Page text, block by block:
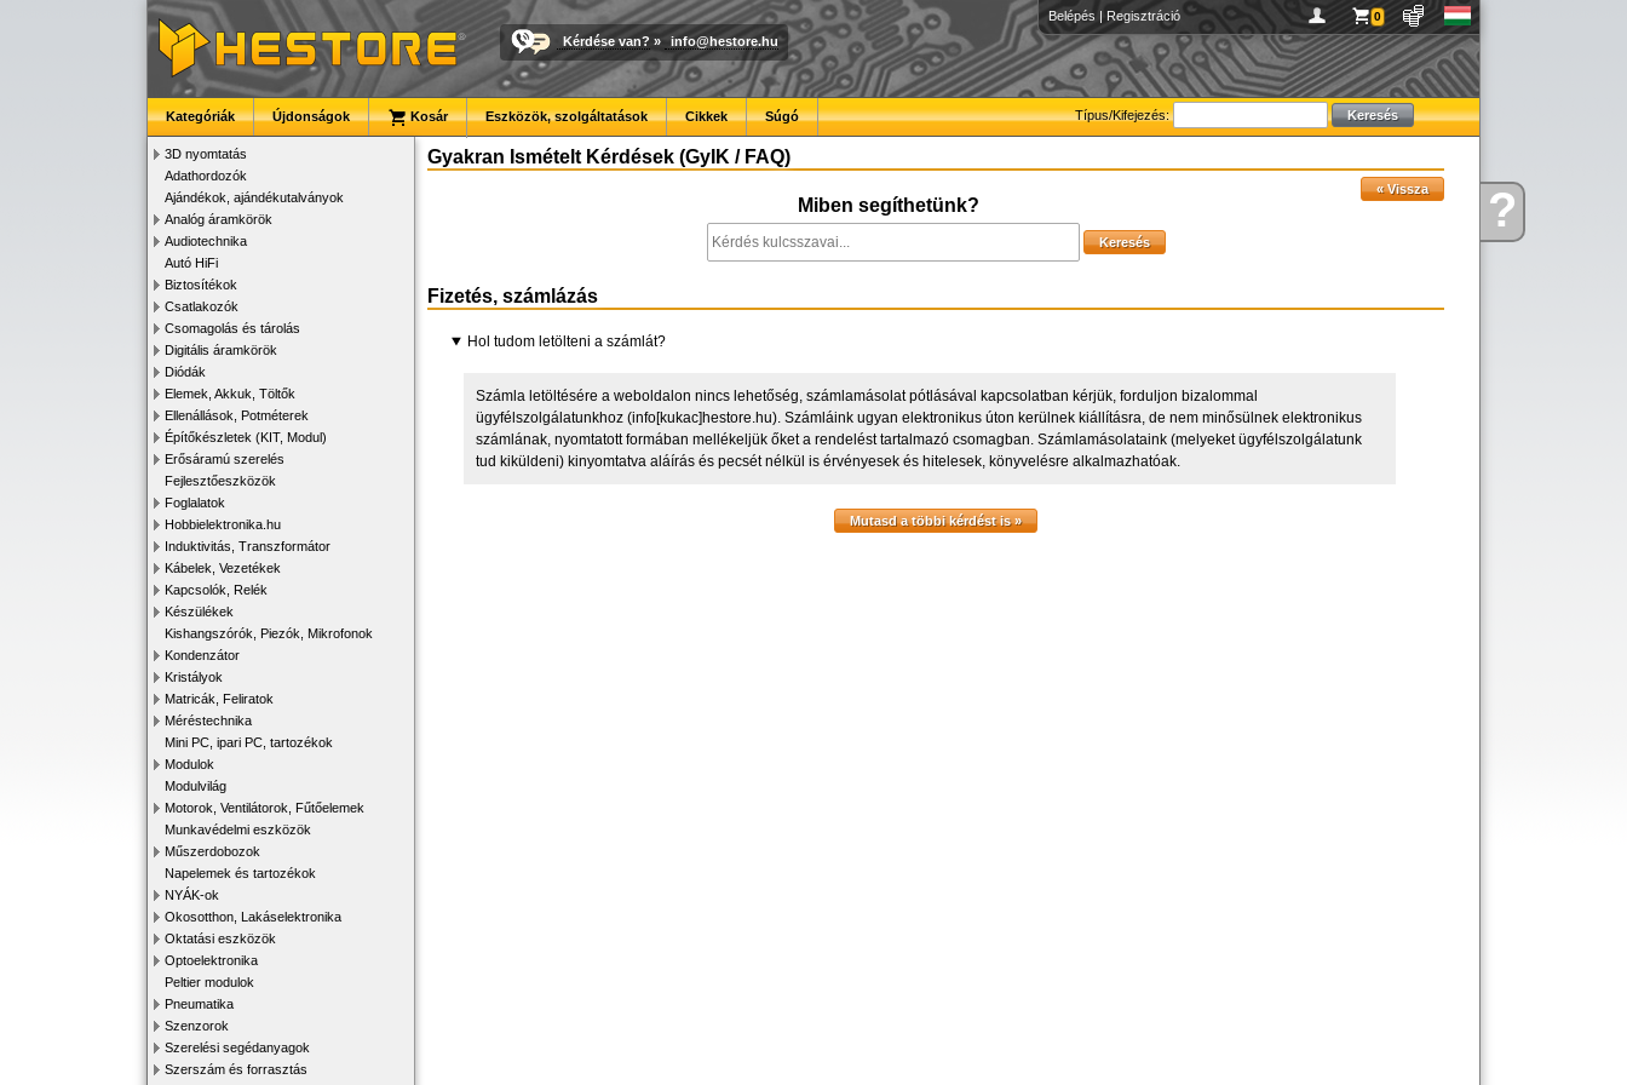
Kérdése?
Belépés | Regisztráció 0
Kérdése van? » info@hestore.hu
Típus/Kifejezés:
Kategóriák Újdonságok Kosár Eszközök, szolgáltatások Cikkek Súgó
3D nyomtatás
Adathordozók
Ajándékok, ajándékutalványok
Analóg áramkörök
Audiotechnika
Autó HiFi
Biztosítékok
Csatlakozók
Csomagolás és tárolás
Digitális áramkörök
Diódák
Elemek, Akkuk, Töltők
Ellenállások, Potméterek
Építőkészletek (KIT, Modul)
Erősáramú szerelés
Fejlesztőeszközök
Foglalatok
Hobbielektronika.hu
Induktivitás, Transzformátor
Kábelek, Vezetékek
Kapcsolók, Relék
Készülékek
Kishangszórók, Piezók, Mikrofonok
Kondenzátor
Kristályok
Matricák, Feliratok
Méréstechnika
Mini PC, ipari PC, tartozékok
Modulok
Modulvilág
Motorok, Ventilátorok, Fűtőelemek
Munkavédelmi eszközök
Műszerdobozok
Napelemek és tartozékok
NYÁK-ok
Okosotthon, Lakáselektronika
Oktatási eszközök
Optoelektronika
Peltier modulok
Pneumatika
Szenzorok
Szerelési segédanyagok
Szerszám és forrasztás
Gyakran Ismételt Kérdések (GyIK / FAQ)
Miben segíthetünk?
Fizetés, számlázás
Hol tudom letölteni a számlát?
Számla letöltésére a weboldalon nincs lehetőség, számlamásolat pótlásával kapcsolatban kérjük, forduljon bizalommal
ügyfélszolgálatunkhoz (info[kukac]hestore.hu). Számláink ugyan elektronikus úton kerülnek kiállításra, de nem minősülnek elektronikus
számlának, nyomtatott formában mellékeljük őket a rendelést tartalmazó csomagban. Számlamásolataink (melyeket ügyfélszolgálatunk
tud kiküldeni) kinyomtatva aláírás és pecsét nélkül is érvényesek és hitelesek, könyvelésre alkalmazhatóak.